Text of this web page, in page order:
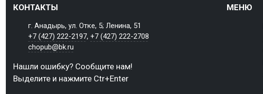
КОНТАКТЫ
г. Анадырь, ул. Отке, 5; Ленина, 51
+7 (427) 222-2197,+7 (427) 222-2708
chopub@bk.ru
Нашли ошибку? Сообщите нам!
Выделите и нажмите Ctr+Enter
МЕНЮ